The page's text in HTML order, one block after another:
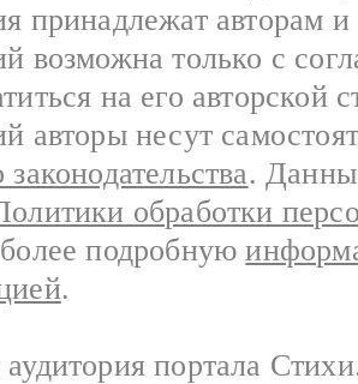
принадлежат авторам
возможна только с
на его авторской
авторы несут
.
обработки
подробную
.
портала